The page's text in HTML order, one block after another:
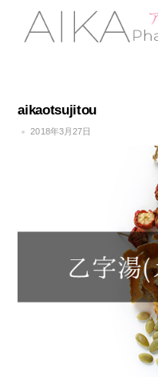
content
aikaotsujitou
2018年3月27日